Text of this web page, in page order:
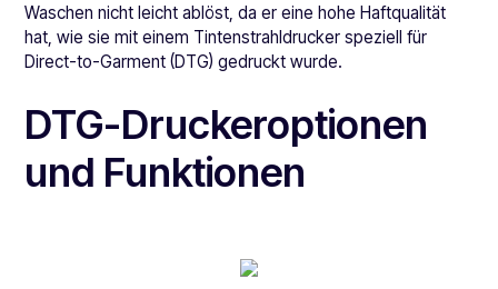
Waschen nicht leicht ablöst, da er eine hohe Haftqualität
hat, wie sie mit einem Tintenstrahldrucker speziell für
Direct-to-Garment (DTG) gedruckt wurde.
DTG-Druckeroptionen
und Funktionen